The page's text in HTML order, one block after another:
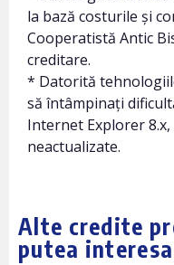
la bază costurile și
Cooperatistă Antic
creditare.
* Datorită
să întâmpinați
Internet Explorer
neactualizate.
Alte credite
putea interesa